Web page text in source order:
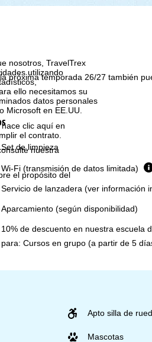
nosotros, TravelTrex
utilizando
ello necesitamos su
datos personales
en EE.UU.
clic aquí en
el contrato.
nuestra
el propósito del
próxima temporada 26/27 también
Set de limpieza
Wi-Fi (transmisión de datos limitada)
Servicio de lanzadera (ver información
Aparcamiento (según disponibilidad)
10% de descuento en nuestra escuela
para: Cursos en grupo (a partir de 5
Apto silla de
Mascotas